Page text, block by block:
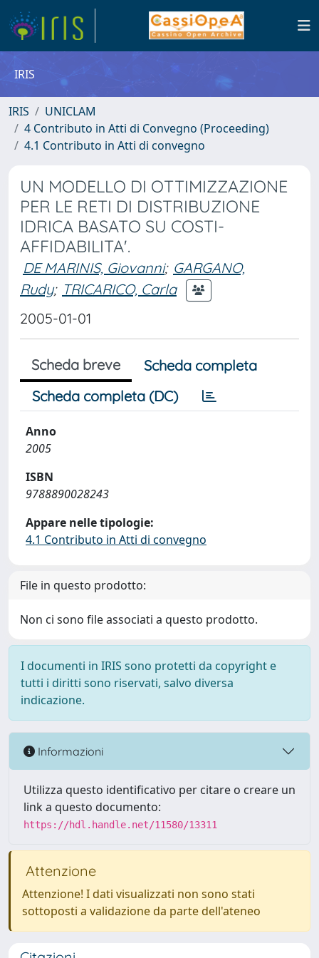
IRIS
IRIS
UNICLAM
4 Contributo in Atti di Convegno (Proceeding)
4.1 Contributo in Atti di convegno
UN MODELLO DI OTTIMIZZAZIONE
PER LE RETI DI DISTRIBUZIONE
IDRICA BASATO SU COSTI-
AFFIDABILITA'.
DE MARINIS, Giovanni; GARGANO,
Rudy; TRICARICO, Carla
2005-01-01
Scheda breve
Scheda completa
Scheda completa (DC)
Anno
2005
ISBN
9788890028243
Appare nelle tipologie:
4.1 Contributo in Atti di convegno
File in questo prodotto:
Non ci sono file associati a questo prodotto.
I documenti in IRIS sono protetti da copyright e
tutti i diritti sono riservati, salvo diversa
indicazione.
Informazioni
Utilizza questo identificativo per citare o creare un
link a questo documento:
https://hdl.handle.net/11580/13311
Attenzione
Attenzione! I dati visualizzati non sono stati
sottoposti a validazione da parte dell'ateneo